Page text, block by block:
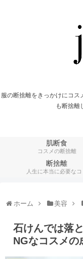
服の断捨離をきっかけにコ
も断捨離
肌断食
コスメの断捨離
断捨離
人生に本当に必要なコ
ホーム 美容
石けんでは落
NGなコスメの